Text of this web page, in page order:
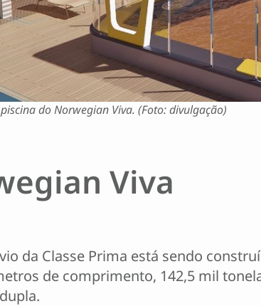
do Norwegian Viva. (Foto: divulgação)
Viva
da Classe Prima está sendo
de comprimento, 142,5 mil